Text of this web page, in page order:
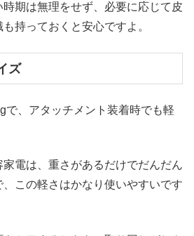
時期は無理をせず、必要に応じて皮
持っておくと安心ですよ。
ズ
で、アタッチメント装着時でも軽
電は、重さがあるだけでだんだん
この軽さはかなり使いやすいです